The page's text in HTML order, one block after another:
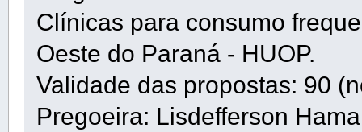
Clínicas para consumo
Oeste do Paraná - HUOP.
Validade das propostas: 90
Pregoeira: Lisdefferson